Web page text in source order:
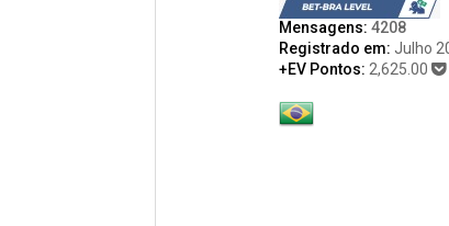
Mensagens: 4208
Registrado em: Julho
+EV Pontos: 2,625.00